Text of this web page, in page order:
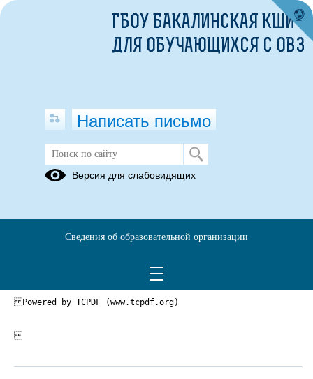
Svid_ovoschehran_12052016.pdf
Опубликовано на сайте
12 февраля 2019
Powered by TCPDF (www.tcpdf.org)
ГБОУ БАКАЛИНСКАЯ КШИ
ДЛЯ ОБУЧАЮЩИХСЯ С ОВЗ
Написать письмо
Версия для слабовидящих
Сведения об образовательной организации